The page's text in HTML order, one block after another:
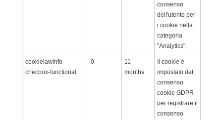
consenso
dell'utente per
i cookie nella
categoria
"Analytics".
cookielawinfo-
checbox-functional
0
11
months
Il cookie è
impostato dal
consenso
cookie GDPR
per registrare il
consenso